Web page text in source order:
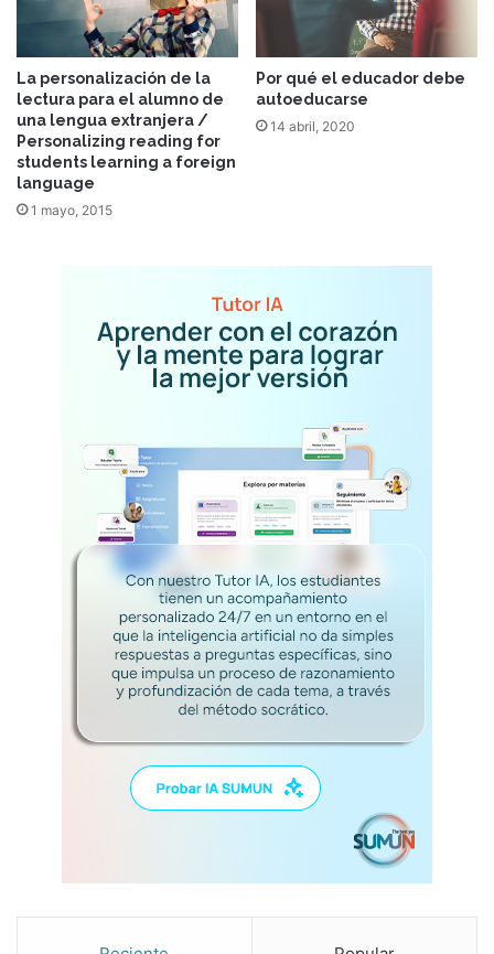
La personalización de la
lectura para el alumno de
una lengua extranjera /
Personalizing reading for
students learning a foreign
language
1 mayo, 2015
Por qué el educador debe
autoeducarse
14 abril, 2020